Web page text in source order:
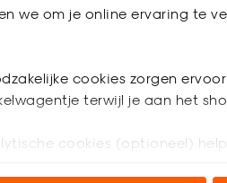
we om je online ervaring te
cookies zorgen
terwijl je aan het
cookies (optioneel)
op je volgende
inspiratie en meer!
Shop online of in de winkel
Heb je vragen?